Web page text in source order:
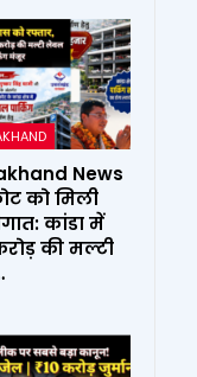
News
को मिली
कांडा में
की मल्टी